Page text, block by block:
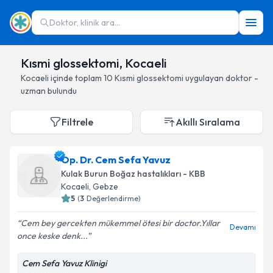
Doktor, klinik ara...
Kısmi glossektomi, Kocaeli
Kocaeli içinde toplam 10 Kısmi glossektomi uygulayan doktor -
uzman bulundu
Filtrele Akıllı Sıralama
Op. Dr. Cem Sefa Yavuz
Kulak Burun Boğaz hastalıkları - KBB
Kocaeli, Gebze
5 (3 Değerlendirme)
Cem bey gercekten mükemmel ötesi bir doctor.Yıllar
once keske denk...
Devamı
Cem Sefa Yavuz Klinigi